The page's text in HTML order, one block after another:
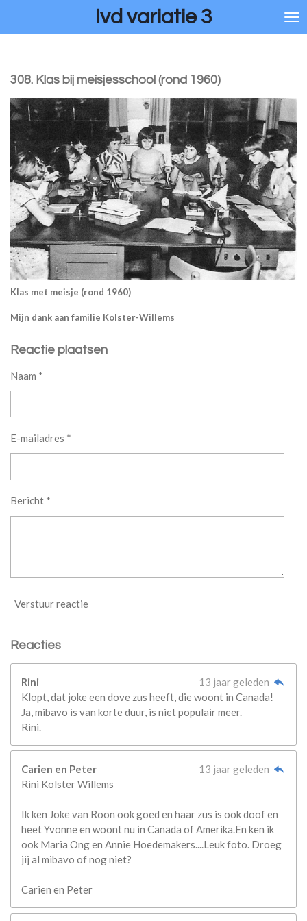
hoofdinhoud
Ivd variatie 3
308. Klas bij meisjesschool (rond 1960)
Klas met meisje (rond 1960)
Mijn dank aan familie Kolster-Willems
Reactie plaatsen
Naam *
E-mailadres *
Bericht *
Verstuur reactie
Reacties
Rini
13 jaar geleden
Klopt, dat joke een dove zus heeft, die woont in Canada!
Ja, mibavo is van korte duur, is niet populair meer.
Rini.
Carien en Peter
13 jaar geleden
Rini Kolster Willems
Ik ken Joke van Roon ook goed en haar zus is ook doof en
heet Yvonne en woont nu in Canada of Amerika.En ken ik
ook Maria Ong en Annie Hoedemakers....Leuk foto. Droeg
jij al mibavo of nog niet?
Carien en Peter